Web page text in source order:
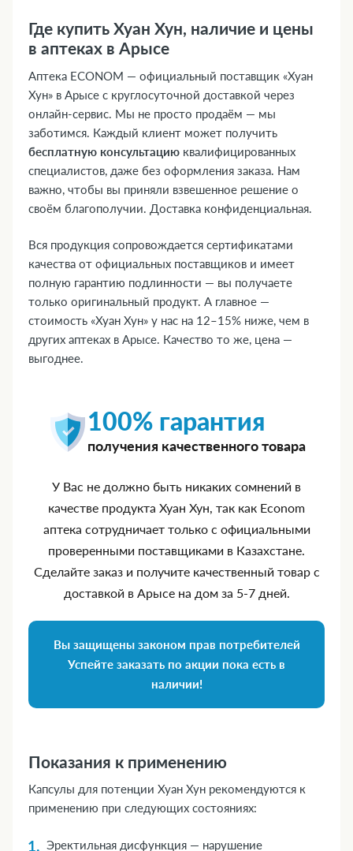
Где купить Хуан Хун, наличие и цены
в аптеках в Арысе
Аптека ECONOM — официальный поставщик «Хуан
Хун» в Арысе с круглосуточной доставкой через
онлайн-сервис. Мы не просто продаём — мы
заботимся. Каждый клиент может получить
бесплатную консультацию квалифицированных
специалистов, даже без оформления заказа. Нам
важно, чтобы вы приняли взвешенное решение о
своём благополучии. Доставка конфиденциальная.
Вся продукция сопровождается сертификатами
качества от официальных поставщиков и имеет
полную гарантию подлинности — вы получаете
только оригинальный продукт. А главное —
стоимость «Хуан Хун» у нас на 12–15% ниже, чем в
других аптеках в Арысе. Качество то же, цена —
выгоднее.
100% гарантия
получения качественного товара
У Вас не должно быть никаких сомнений в
качестве продукта Хуан Хун, так как Econom
аптека сотрудничает только с официальными
проверенными поставщиками в Казахстане.
Сделайте заказ и получите качественный товар с
доставкой в Арысе на дом за 5‑7 дней.
Вы защищены законом прав потребителей
Успейте заказать по акции пока есть в
наличии!
Показания к применению
Капсулы для потенции Хуан Хун рекомендуются к
применению при следующих состояниях:
Эректильная дисфункция — нарушение